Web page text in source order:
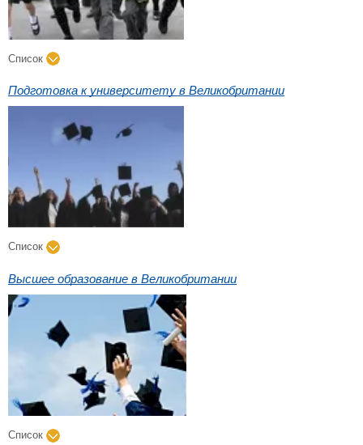
Список
Подготовка к университету в Великобритании
Список
Высшее образование в Великобритании
Список